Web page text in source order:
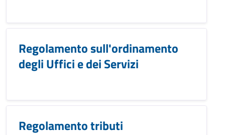
Regolamento sull'ordinamento
degli Uffici e dei Servizi
Regolamento tributi